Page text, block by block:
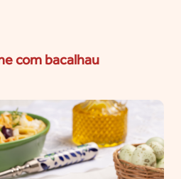
com bacalhau